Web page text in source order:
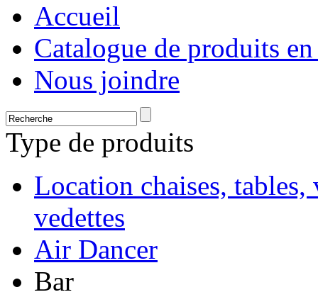
Accueil
Catalogue de produits
Nous joindre
Type de produits
Location chaises,
vedettes
Air Dancer
Bar